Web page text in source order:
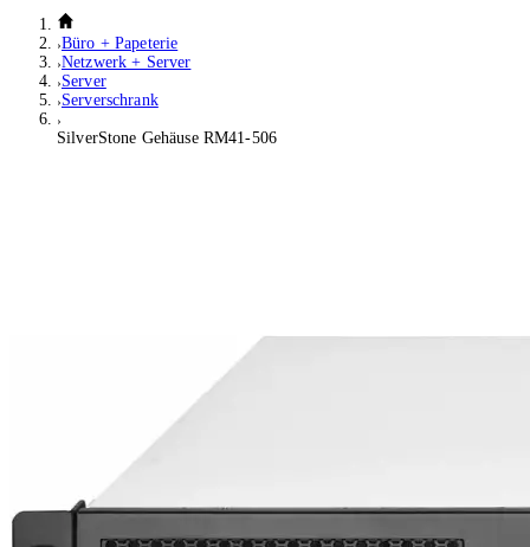
Büro + Papeterie
Netzwerk + Server
Server
Serverschrank
SilverStone Gehäuse RM41-506